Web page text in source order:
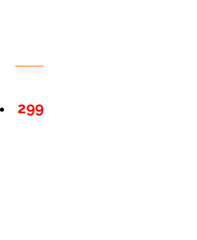
299